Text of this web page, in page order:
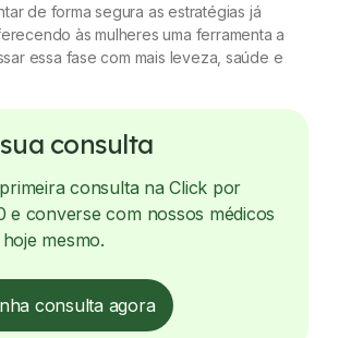
de forma segura as estratégias já
às mulheres uma ferramenta a
essa fase com mais leveza, saúde e
consulta
consulta na Click por
e converse com nossos médicos
mesmo.
consulta agora